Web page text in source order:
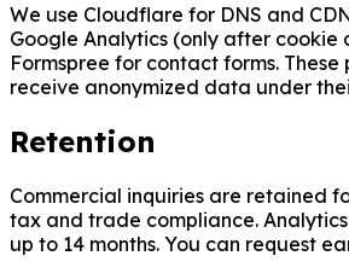
We use Cloudflare for DNS and
Google Analytics (only after cookie
Formspree for contact forms. These
receive anonymized data under
Retention
Commercial inquiries are retained
tax and trade compliance.
up to 14 months. You can request